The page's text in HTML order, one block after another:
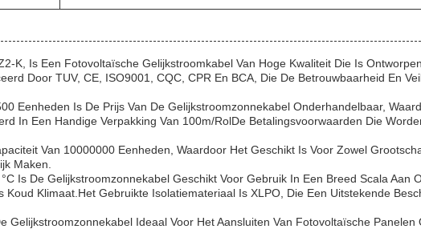
K, Is Een Fotovoltaïsche Gelijkstroomkabel Van Hoge Kwaliteit Die Is
Door TUV, CE, ISO9001, CQC, CPR En BCA, Die De Betrouwbaarheid En
Eenheden Is De Prijs Van De Gelijkstroomzonnekabel Onderhandelbaar,
In Een Handige Verpakking Van 100m/rolDe Betalingsvoorwaarden Die
Van 10000000 Eenheden, Waardoor Het Geschikt Is Voor Zowel
Maken.
Is De Gelijkstroomzonnekabel Geschikt Voor Gebruik In Een Breed Scala
Koud Klimaat.Het Gebruikte Isolatiemateriaal Is XLPO, Die Een Uitstekende
Gelijkstroomzonnekabel Ideaal Voor Het Aansluiten Van Fotovoltaïsche